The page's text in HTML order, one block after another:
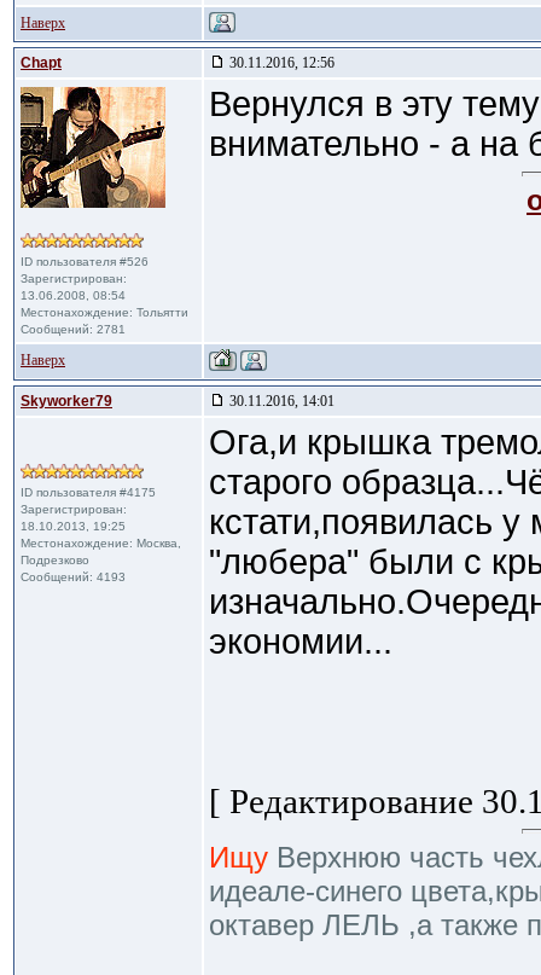
Наверх
Chapt 30.11.2016, 12:56
ID пользователя #526
Зарегистрирован:
13.06.2008, 08:54
Местонахождение: Тольятти
Сообщений: 2781
Вернулся в эту
внимательно - а на
Наверх
Skyworker79 30.11.2016, 14:01
ID пользователя #4175
Зарегистрирован:
18.10.2013, 19:25
Местонахождение: Москва,
Подрезково
Сообщений: 4193
Ога,и крышка
старого
кстати,появилась
"любера" были с
экономии...
[ Редактирование
Ищу Верхнюю часть
идеале-синего
октавер ЛЕЛЬ ,а также